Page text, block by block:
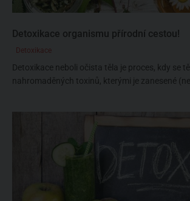
Detoxikace organismu přírodní cestou!
Detoxikace
Detoxikace neboli očista těla je proces, kdy se
nahromaděných toxinů, kterými je zanesené